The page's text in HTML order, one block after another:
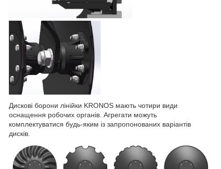
Дискові борони лінійки KRONOS мають чотири види
оснащення робочих органів. Агрегати можуть
комплектуватися будь-яким із запропонованих варіантів
дисків.